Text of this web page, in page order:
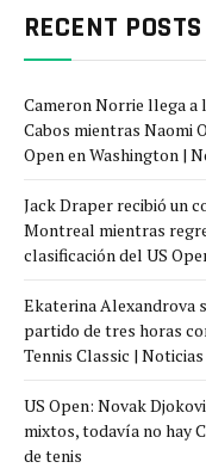
RECENT POSTS
Cameron Norrie llega a
Cabos mientras Naomi
Open en Washington |
Jack Draper recibió un
Montreal mientras
clasificación del US
Ekaterina Alexandrova
partido de tres horas
Tennis Classic |
US Open: Novak
mixtos, todavía no hay
de tenis